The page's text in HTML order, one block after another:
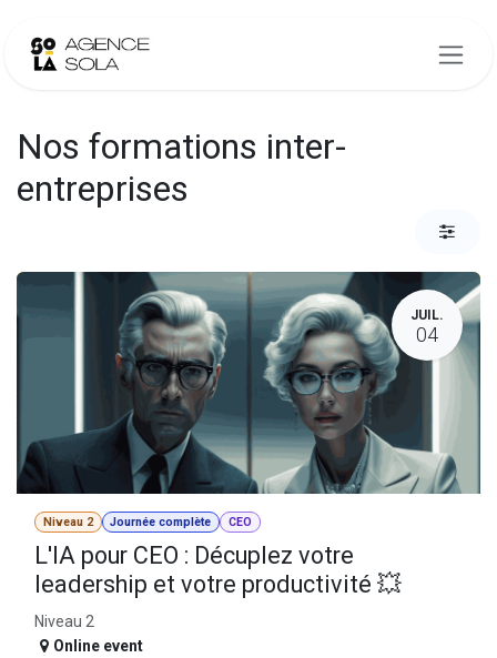
Nos formations inter-
entreprises
JUIL.
04
Niveau 2 Journée complète CEO
L'IA pour CEO : Décuplez votre
leadership et votre productivité 💥
Niveau 2
Online event